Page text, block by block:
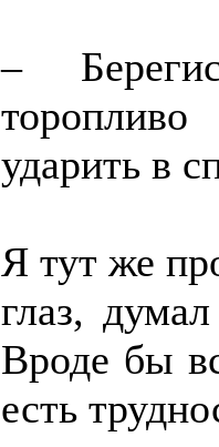
–
ударить в
Я тут же
глаз,
Вроде бы
есть